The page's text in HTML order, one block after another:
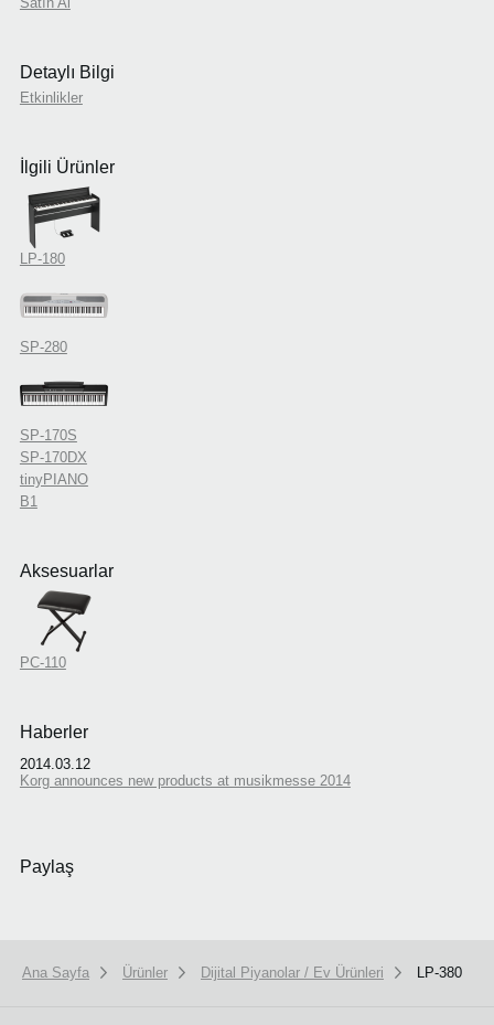
Detaylı Bilgi
Etkinlikler
İlgili Ürünler
LP-180
SP-280
SP-170S
SP-170DX
tinyPIANO
B1
Aksesuarlar
PC-110
Haberler
2014.03.12
Korg announces new products at musikmesse 2014
Paylaş
Ana Sayfa Ürünler Dijital Piyanolar / Ev Ürünleri LP-380